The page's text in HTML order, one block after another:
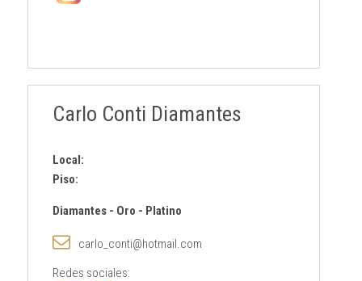
Carlo Conti Diamantes
Local:
Piso:
Diamantes- Oro - Platino
carlo_conti@hotmail.com
Redes sociales: